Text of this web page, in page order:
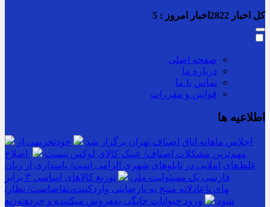
کل اخبار اخبار امروز : 5
صفحه اصلی
درباره ما
تماس با ما
قوانین و مقررات
اطلاعیه ها
اجلاس ماهانه اتاق اصناف تهران برگزار شد
خودتحریمی از
مهم‌ترین مشکلات اصناف/ عینک کالای لوکس نیست
اصلاح
غلط‌های املایی در تابلوهای شهری الزامی است/ پاسداری از زبان
فارسی یک مسئولیت ملی
توزیع کالاهای اساسی ۳ برابر
تقاضاست/ نظارت‎های ناعادلانه منتج به نارضایتی واردکننده،
توزیع‎کننده و خرده‎فروش می‎شود
ورود حیوانات خانگی به